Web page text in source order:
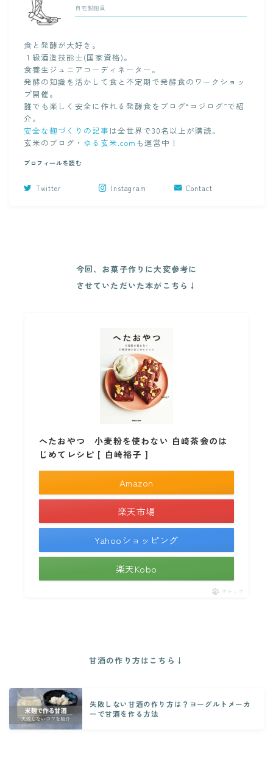
自宅製麹員
食と発酵が大好き。
１級酒造技能士(国家資格)。
食養生ジュニアコーディネーター。
発酵の知識を活かして食と不定期で発酵食のワークショッ
プ開催。
誰でも楽しく安全に作れる発酵食をブログ“コジログ”で紹
介。
安全な麹づくりの記事 は全世界で30名以上が購読。
玄米のブログ・ ゆる玄米.com も運営中！
プロフィールを読む
Twitter Instagram Contact
今回、お菓子作りに大変参考に
させていただいた本がこちら↓
へたおやつ 小麦粉を使わない 白崎茶会のは
じめてレシピ [ 白崎裕子 ]
Amazon
楽天市場
Yahooショッピング
楽天Kobo
ポチップ
甘酒の作り方はこちら↓
失敗しない甘酒の作り方は？ヨーグルトメーカ
ーで甘酒を作る方法